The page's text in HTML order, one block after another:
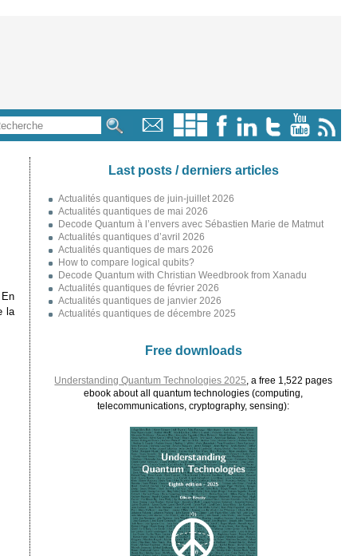
la
Last posts / derniers articles
Actualités quantiques de juin-juillet 2026
Actualités quantiques de mai 2026
Decode Quantum à l’envers avec Sébastien Marie de Matmut
Actualités quantiques d’avril 2026
Actualités quantiques de mars 2026
How to compare logical qubits?
Decode Quantum with Christian Weedbrook from Xanadu
Actualités quantiques de février 2026
Actualités quantiques de janvier 2026
Actualités quantiques de décembre 2025
Free downloads
Understanding Quantum Technologies 2025 , a free 1,522 pages
ebook about all quantum technologies (computing,
telecommunications, cryptography, sensing):